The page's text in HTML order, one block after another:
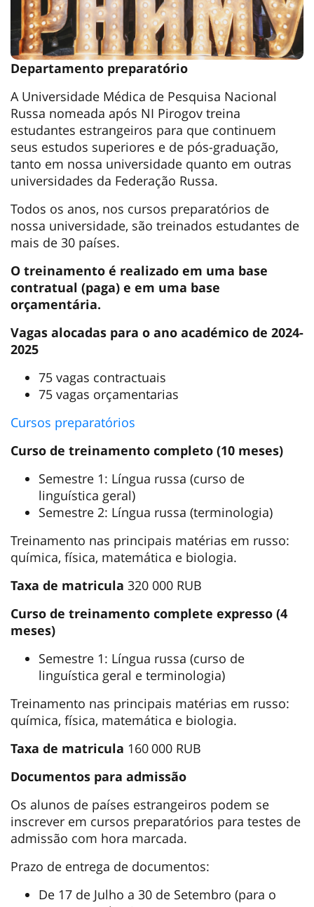
Departamento preparatório
A Universidade Médica de Pesquisa Nacional
Russa nomeada após NI Pirogov treina
estudantes estrangeiros para que continuem
seus estudos superiores e de pós-graduação,
tanto em nossa universidade quanto em outras
universidades da Federação Russa.
Todos os anos, nos cursos preparatórios de
nossa universidade, são treinados estudantes de
mais de 30 países.
O treinamento é realizado em uma base
contratual (paga) e em uma base
orçamentária.
Vagas alocadas para o ano académico de 2024-
2025
75 vagas contractuais
75 vagas orçamentarias
Cursos preparatórios
Curso de treinamento completo (10 meses)
Semestre 1: Língua russa (curso de
linguística geral)
Semestre 2: Língua russa (terminologia)
Treinamento nas principais matérias em russo:
química, física, matemática e biologia.
Taxa de matricula 320 000 RUB
Curso de treinamento complete expresso (4
meses)
Semestre 1: Língua russa (curso de
linguística geral e terminologia)
Treinamento nas principais matérias em russo:
química, física, matemática e biologia.
Taxa de matricula 160 000 RUB
Documentos para admissão
Os alunos de países estrangeiros podem se
inscrever em cursos preparatórios para testes de
admissão com hora marcada.
Prazo de entrega de documentos:
De 17 de Julho a 30 de Setembro (para o